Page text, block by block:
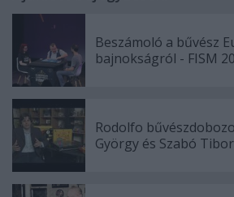
Beszámoló a bűvész
bajnokságról - FISM
Rodolfo
György és Szabó